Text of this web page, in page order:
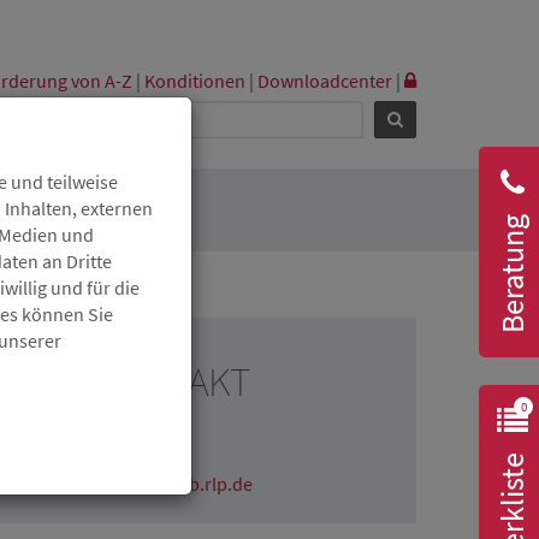
von A-Z | Konditionen | Downloadcenter |
Beratung
0
Merkliste
PRESSEKONTAKT
claudia.wichmann@isb.rlp.de
und teilweise
externen
und
an Dritte
und für die
können Sie